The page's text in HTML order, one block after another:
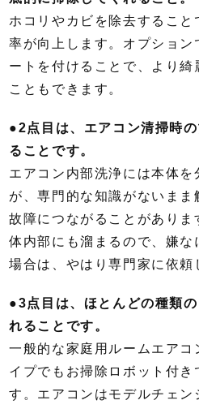
ホコリやカビを除去するこ
率が向上します。オプション
ートを付けることで、より綺
こともできます。
●2点目は、エアコン清掃時
ることです。
エアコン内部洗浄には本体
が、専門的な知識がないま
故障につながることがあり
体内部にも溜まるので、嫌な
場合は、やはり専門家に依頼
●3点目は、ほとんどの種類
れることです。
一般的な家庭用ルームエアコ
イプでもお掃除ロボット付き
す。エアコンはモデルチェン